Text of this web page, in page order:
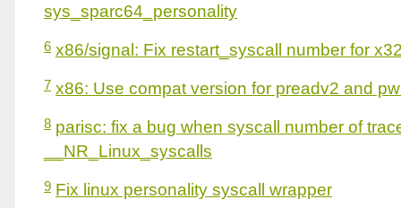
sys_sparc64_personality
6 x86/signal: Fix restart_syscall number for
7 x86: Use compat version for preadv2 and
8 parisc: fix a bug when syscall number of
__NR_Linux_syscalls
9 Fix linux personality syscall wrapper